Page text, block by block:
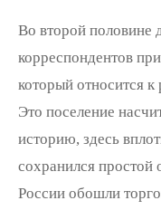
Во второй половине
корреспондентов
который относится
Это поселение
историю, здесь
сохранился простой
России обошли